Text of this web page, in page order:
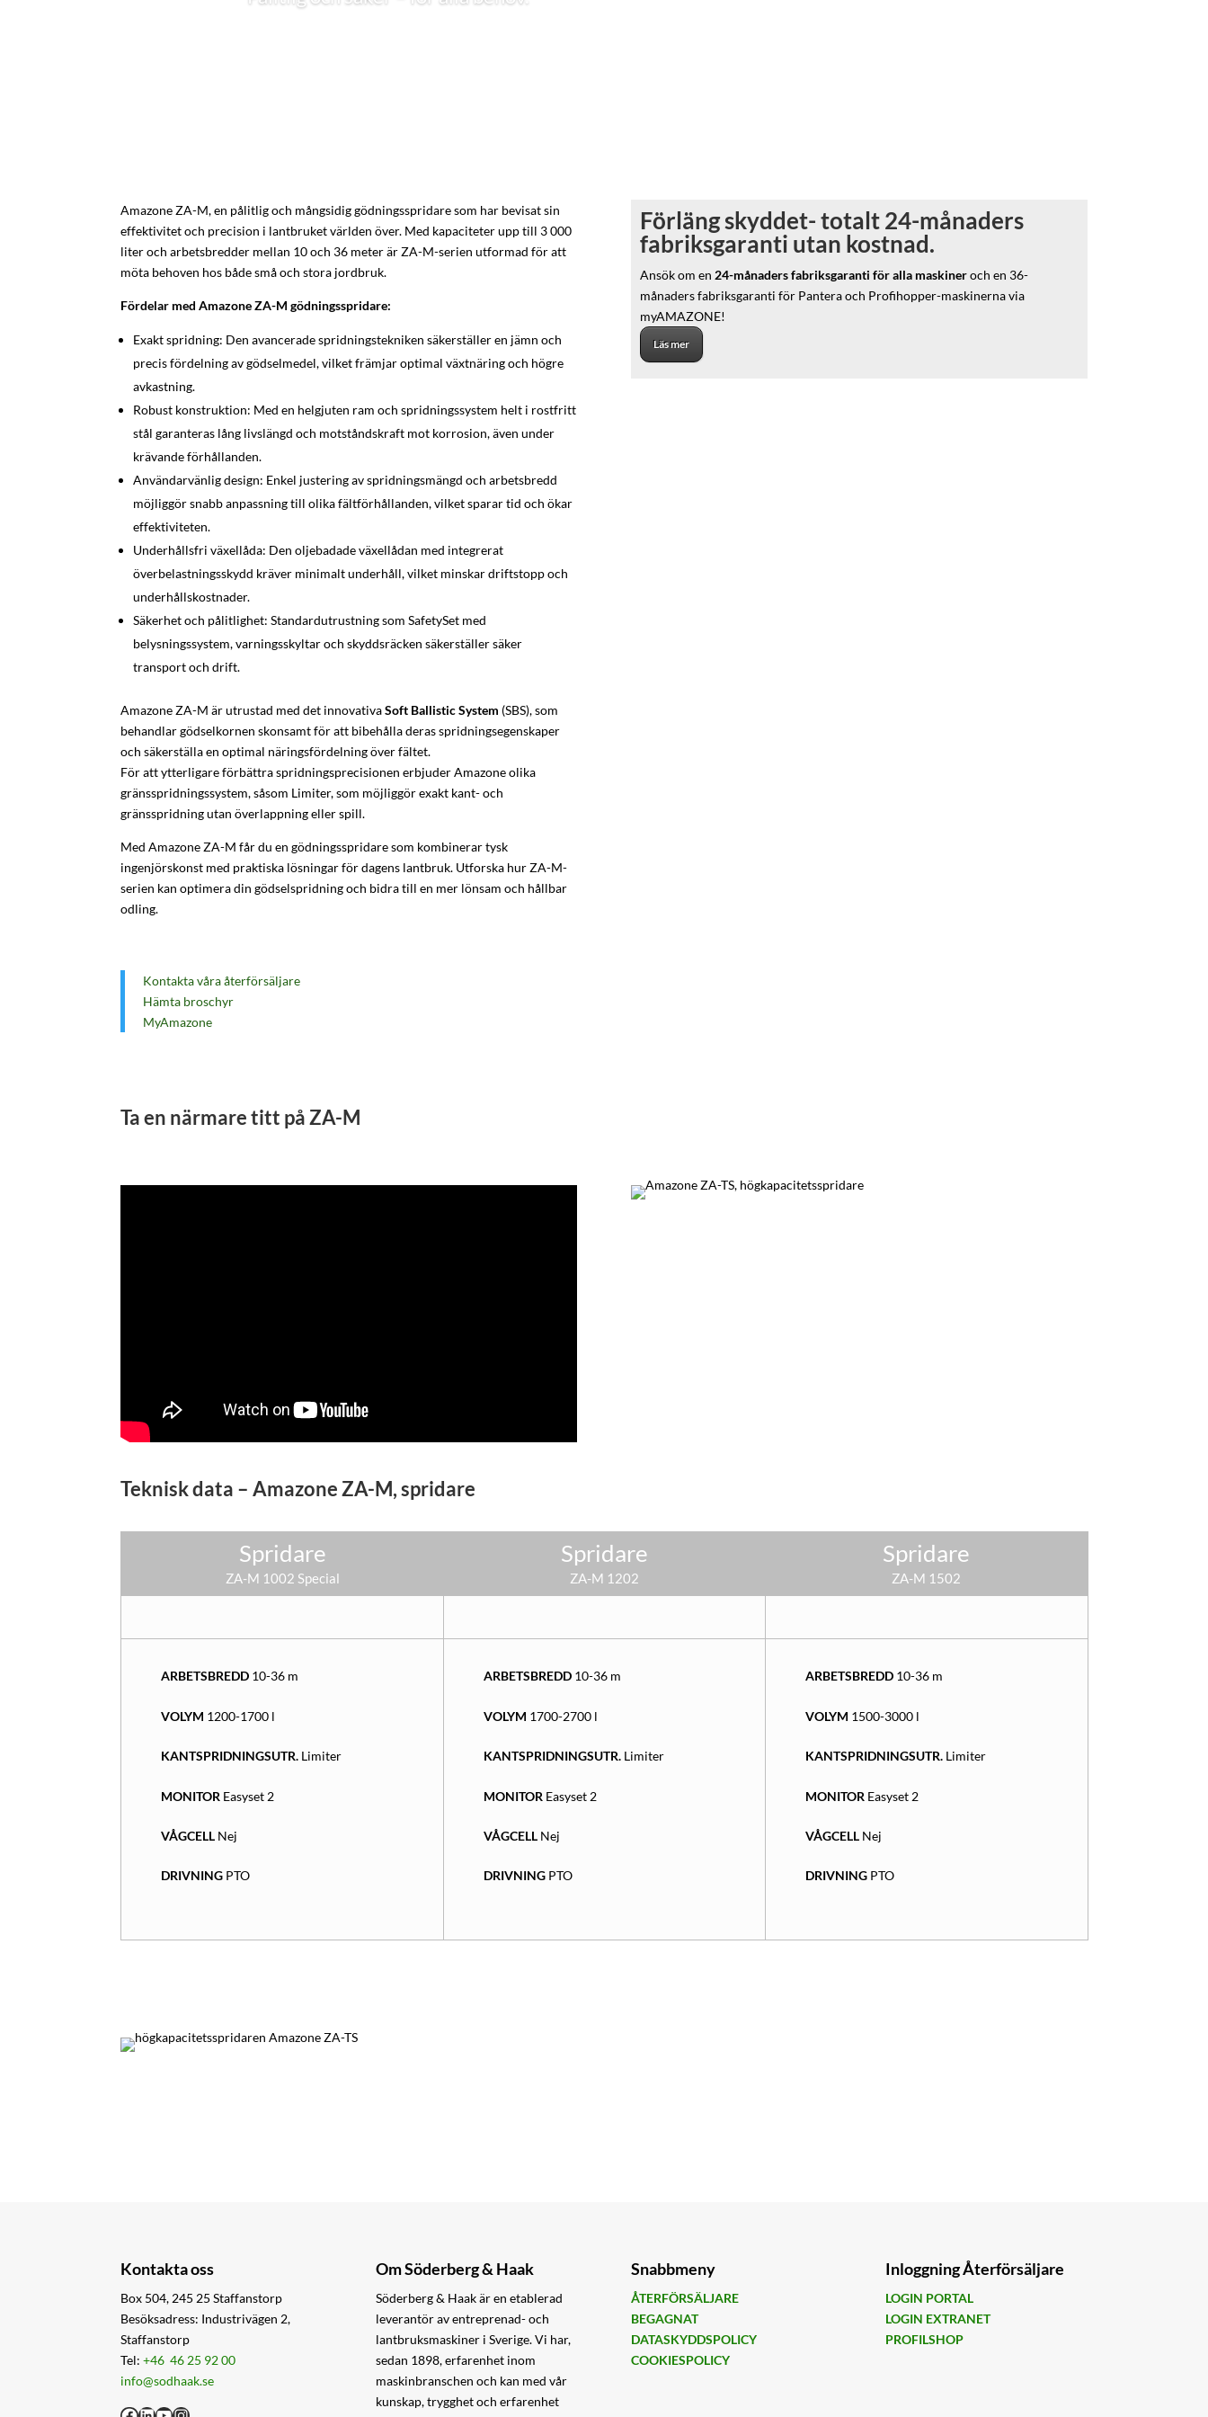
Amazone ZA-M, en pålitlig och mångsidig gödningsspridare som har bevisat sin
effektivitet och precision i lantbruket världen över. Med kapaciteter upp till 3 000
liter och arbetsbredder mellan 10 och 36 meter är ZA-M-serien utformad för att
möta behoven hos både små och stora jordbruk.
Fördelar med Amazone ZA-M gödningsspridare:
Exakt spridning: Den avancerade spridningstekniken säkerställer en jämn och
precis fördelning av gödselmedel, vilket främjar optimal växtnäring och högre
avkastning.
Robust konstruktion: Med en helgjuten ram och spridningssystem helt i rostfritt
stål garanteras lång livslängd och motståndskraft mot korrosion, även under
krävande förhållanden.
Användarvänlig design: Enkel justering av spridningsmängd och arbetsbredd
möjliggör snabb anpassning till olika fältförhållanden, vilket sparar tid och ökar
effektiviteten.
Underhållsfri växellåda: Den oljebadade växellådan med integrerat
överbelastningsskydd kräver minimalt underhåll, vilket minskar driftstopp och
underhållskostnader.
Säkerhet och pålitlighet: Standardutrustning som SafetySet med
belysningssystem, varningsskyltar och skyddsräcken säkerställer säker
transport och drift.
Amazone ZA-M är utrustad med det innovativaSoft Ballistic System (SBS), som
behandlar gödselkornen skonsamt för att bibehålla deras spridningsegenskaper
och säkerställa en optimal näringsfördelning över fältet.
För att ytterligare förbättra spridningsprecisionen erbjuder Amazone olika
gränsspridningssystem, såsom Limiter, som möjliggör exakt kant- och
gränsspridning utan överlappning eller spill.
Med Amazone ZA-M får du en gödningsspridare som kombinerar tysk
ingenjörskonst med praktiska lösningar för dagens lantbruk. Utforska hur ZA-M-
serien kan optimera din gödselspridning och bidra till en mer lönsam och hållbar
odling.
Kontakta våra återförsäljare
Hämta broschyr
MyAmazone
Förläng skyddet- totalt 24-månaders
fabriksgaranti utan kostnad.
Ansök om en 24-månaders fabriksgaranti för alla maskineroch en 36-
månaders fabriksgaranti för Pantera och Profihopper-maskinerna via
myAMAZONE!
Läs mer
Ta en närmare titt på ZA-M
Teknisk data – Amazone ZA-M, spridare
Spridare
ZA-M 1002 Special
ARBETSBREDD 10-36 m
VOLYM 1200-1700 l
KANTSPRIDNINGSUTR. Limiter
MONITOR Easyset 2
VÅGCELL Nej
DRIVNING PTO
Spridare
ZA-M 1202
ARBETSBREDD 10-36 m
VOLYM 1700-2700 l
KANTSPRIDNINGSUTR. Limiter
MONITOR Easyset 2
VÅGCELLNej
DRIVNINGPTO
Spridare
ZA-M 1502
ARBETSBREDD 10-36 m
VOLYM 1500-3000 l
KANTSPRIDNINGSUTR. Limiter
MONITOR Easyset 2
VÅGCELL Nej
DRIVNING PTO
Kontakta oss
Box 504, 245 25 Staffanstorp
Besöksadress: Industrivägen 2,
Staffanstorp
Tel:+46 46 25 92 00
info@sodhaak.se
Om Söderberg & Haak
Söderberg & Haak är en etablerad
leverantör av entreprenad- och
lantbruksmaskiner i Sverige. Vi har,
sedan 1898, erfarenhet inom
maskinbranschen och kan med vår
kunskap, trygghet och erfarenhet
Snabbmeny
ÅTERFÖRSÄLJARE
BEGAGNAT
DATASKYDDSPOLICY
COOKIESPOLICY
Inloggning Återförsäljare
LOGIN PORTAL
LOGIN EXTRANET
PROFILSHOP